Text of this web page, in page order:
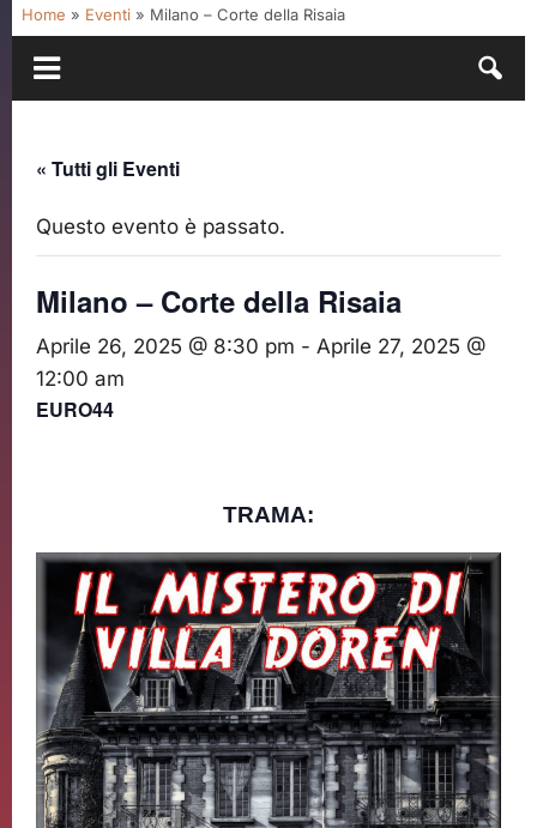
Home » Eventi » Milano – Corte della Risaia
« Tutti gli Eventi
Questo evento è passato.
Milano – Corte della Risaia
Aprile 26, 2025 @ 8:30 pm - Aprile 27, 2025 @
12:00 am
EURO44
TRAMA: